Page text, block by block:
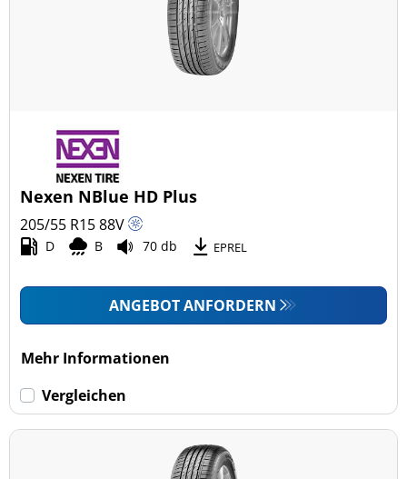
Nexen NBlue HD Plus
205/55 R1588V
D B 70 db EPREL
ANGEBOT ANFORDERN
Mehr Informationen
Vergleichen